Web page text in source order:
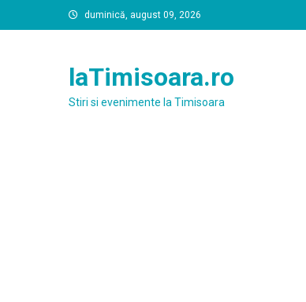
to
duminică, august 09, 2026
laTimisoara.ro
Stiri si evenimente la Timisoara